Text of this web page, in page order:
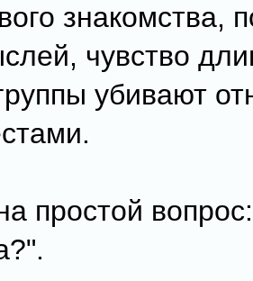
знакомства,
чувство
убивают
простой